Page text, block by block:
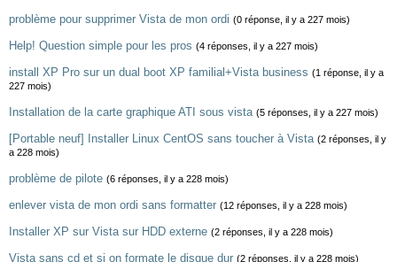
problème pour supprimer Vista de mon ordi (0 réponse, il y a 227 mois)
Help! Question simple pour les pros (4 réponses, il y a 227 mois)
install XP Pro sur un dual boot XP familial+Vista business (1 réponse, il y a
227 mois)
Installation de la carte graphique ATI sous vista (5 réponses, il y a 227 mois)
[Portable neuf] Installer Linux CentOS sans toucher à Vista (2 réponses, il y
a 228 mois)
problème de pilote (6 réponses, il y a 228 mois)
enlever vista de mon ordi sans formatter (12 réponses, il y a 228 mois)
Installer XP sur Vista sur HDD externe (2 réponses, il y a 228 mois)
Vista sans cd et si on formate le disque dur (2 réponses, il y a 228 mois)